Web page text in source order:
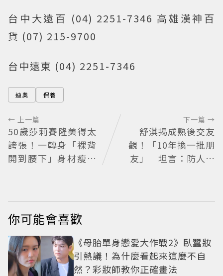
台中大遠百 (04) 2251-7346 高雄漢神百
貨 (07) 215-9700
台中遠東 (04) 2251-7346
迪奧 保養
← 上一篇
50歲莎莉賽隆美得太
誇張！一轉身「裸背
開到腰下」身材瘦到
下一篇 →
舒淇揭成熟後交友
觀！「10年換一批朋
友」 坦言：防人之
你可能會喜歡
《母胎單身戀愛大作戰2》臥蠶妝
引熱議！為什麼看起來這麼不自
然？彩妝師教你正確畫法